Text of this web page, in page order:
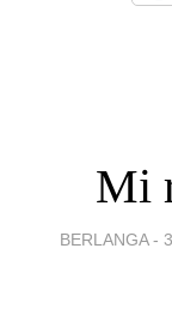
Mi
BERLANGA -